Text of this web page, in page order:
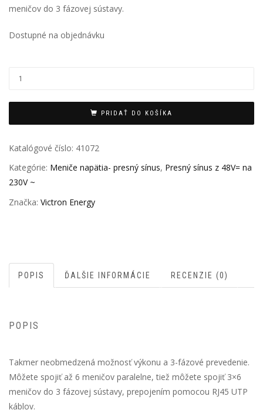
meničov do 3 fázovej sústavy.
Dostupné na objednávku
PRIDAŤ DO KOŠÍKA
Katalógové číslo: 41072
Kategórie: Meniče napätia- presný sínus, Presný sínus z 48V= na
230V ~
Značka: Victron Energy
POPIS ĎALŠIE INFORMÁCIE RECENZIE (0)
POPIS
Takmer neobmedzená možnosť výkonu a 3-fázové prevedenie.
Môžete spojiť až 6 meničov paralelne, tiež môžete spojiť 3×6
meničov do 3 fázovej sústavy, prepojením pomocou RJ45 UTP
káblov.